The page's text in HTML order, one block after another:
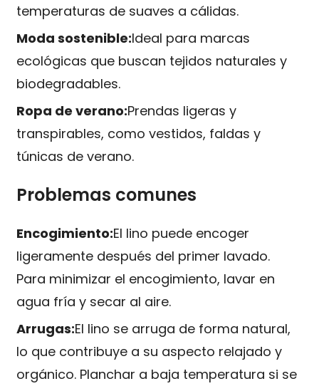
temperaturas de suaves a cálidas.
Moda sostenible:Ideal para marcas
ecológicas que buscan tejidos naturales y
biodegradables.
Ropa de verano:Prendas ligeras y
transpirables, como vestidos, faldas y
túnicas de verano.
Problemas comunes
Encogimiento:El lino puede encoger
ligeramente después del primer lavado.
Para minimizar el encogimiento, lavar en
agua fría y secar al aire.
Arrugas:El lino se arruga de forma natural,
lo que contribuye a su aspecto relajado y
orgánico. Planchar a baja temperatura si se